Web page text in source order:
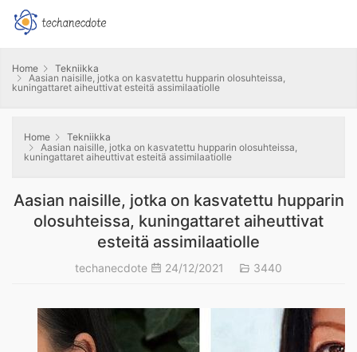
Home
Tekniikka
Aasian naisille, jotka on kasvatettu hupparin olosuhteissa,
kuningattaret aiheuttivat esteitä assimilaatiolle
Home
Tekniikka
Aasian naisille, jotka on kasvatettu hupparin olosuhteissa,
kuningattaret aiheuttivat esteitä assimilaatiolle
Aasian naisille, jotka on kasvatettu hupparin
olosuhteissa, kuningattaret aiheuttivat
esteitä assimilaatiolle
techanecdote 24/12/2021 3440